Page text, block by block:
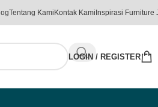
Tentang Kami Kontak Kami Inspirasi Furniture
LOGIN / REGISTER